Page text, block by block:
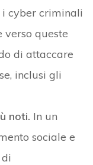
cyber criminali
queste
di attaccare
inclusi gli
noti. In un
sociale e